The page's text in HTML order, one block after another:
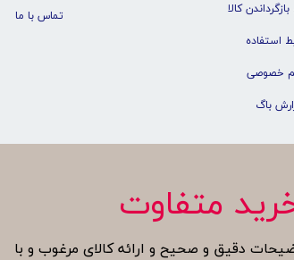
متفاوت
دقیق و صحیح و ارائه کالای مرغوب و با
کالا
استفاده
خصوصی
باگ
تماس با ما